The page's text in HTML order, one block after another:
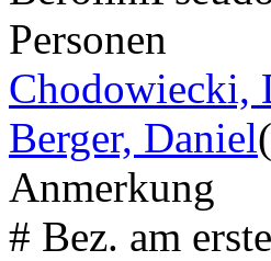
Personen
Chodowiecki,
Berger, Daniel
Anmerkung
# Bez. am